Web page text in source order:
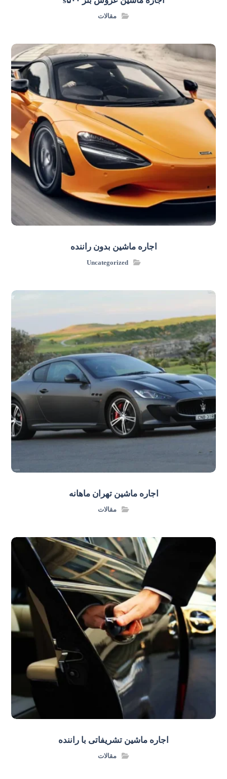
مقالات
اجاره ماشین بدون راننده
Uncategorized
اجاره ماشین تهران ماهانه
مقالات
اجاره ماشین تشریفاتی با راننده
مقالات